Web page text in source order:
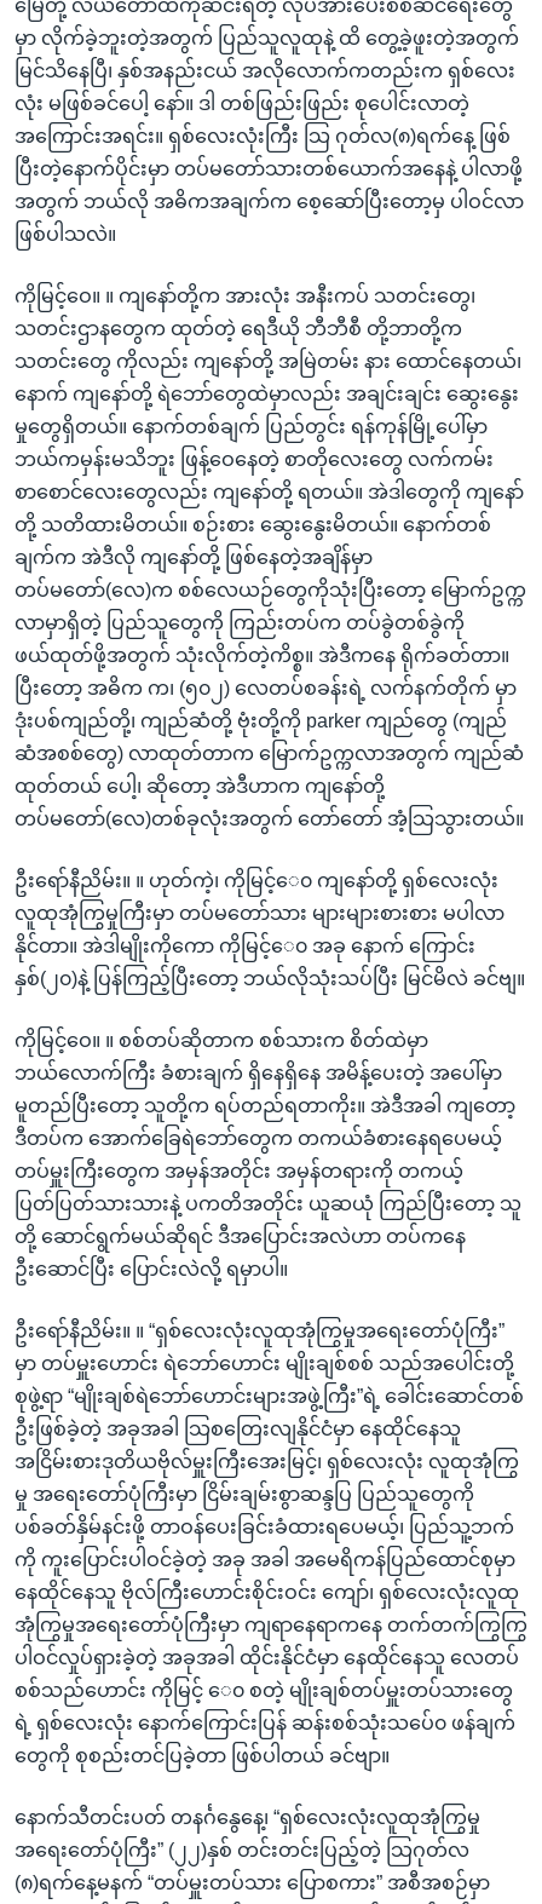
မြေတို့ လယ်တောထဲကိုဆင်းရတဲ့ လုပ်အားပေးစစ်ဆင်ရေးတွေ
မှာ လိုက်ခဲ့ဘူးတဲ့အတွက် ပြည်သူလူထုနဲ့ ထိ တွေ့ခဲ့ဖူးတဲ့အတွက်
မြင်သိနေပြီ၊ နှစ်အနည်းငယ် အလိုလောက်ကတည်းက ရှစ်လေး
လုံး မဖြစ်ခင်ပေါ့ နော်။ ဒါ တစ်ဖြည်းဖြည်း စုပေါင်းလာတဲ့
အကြောင်းအရင်း။ ရှစ်လေးလုံးကြီး သြ ဂုတ်လ(၈)ရက်နေ့ ဖြစ်
ပြီးတဲ့နောက်ပိုင်းမှာ တပ်မတော်သားတစ်ယောက်အနေနဲ့ ပါလာဖို့
အတွက် ဘယ်လို အဓိကအချက်က စေ့ဆော်ပြီးတော့မှ ပါဝင်လာ
ဖြစ်ပါသလဲ။
ကိုမြင့်ဝေ။ ။ ကျနော်တို့က အားလုံး အနီးကပ် သတင်းတွေ၊
သတင်းဌာနတွေက ထုတ်တဲ့ ရေဒီယို ဘီဘီစီ တို့ဘာတို့က
သတင်းတွေ ကိုလည်း ကျနော်တို့ အမြဲတမ်း နား ထောင်နေတယ်၊
နောက် ကျနော်တို့ ရဲဘော်တွေထဲမှာလည်း အချင်းချင်း ဆွေးနွေး
မှုတွေရှိတယ်။ နောက်တစ်ချက် ပြည်တွင်း ရန်ကုန်မြို့ပေါ်မှာ
ဘယ်ကမှန်းမသိဘူး ဖြန့်ဝေနေတဲ့ စာတိုလေးတွေ လက်ကမ်း
စာစောင်လေးတွေလည်း ကျနော်တို့ ရတယ်။ အဲဒါတွေကို ကျနော်
တို့ သတိထားမိတယ်။ စဉ်းစား ဆွေးနွေးမိတယ်။ နောက်တစ်
ချက်က အဲဒီလို ကျနော်တို့ ဖြစ်နေတဲ့အချိန်မှာ
တပ်မတော်(လေ)က စစ်လေယဉ်တွေကိုသုံးပြီးတော့ မြောက်ဥက္က
လာမှာရှိတဲ့ ပြည်သူတွေကို ကြည်းတပ်က တပ်ခွဲတစ်ခွဲကို
ဖယ်ထုတ်ဖို့အတွက် သုံးလိုက်တဲ့ကိစ္စ။ အဲဒီကနေ ရိုက်ခတ်တာ။
ပြီးတော့ အဓိက က၊ (၅၀၂) လေတပ်စခန်းရဲ့ လက်နက်တိုက် မှာ
ဒုံးပစ်ကျည်တို့၊ ကျည်ဆံတို့ ဗုံးတို့ကို parker ကျည်တွေ (ကျည်
ဆံအစစ်တွေ) လာထုတ်တာက မြောက်ဥက္ကလာအတွက် ကျည်ဆံ
ထုတ်တယ် ပေါ့၊ ဆိုတော့ အဲဒီဟာက ကျနော်တို့
တပ်မတော်(လေ)တစ်ခုလုံးအတွက် တော်တော် အံ့သြသွားတယ်။
ဦးရော်နီညိမ်း။ ။ ဟုတ်ကဲ့၊ ကိုမြင့်ေ၀ ကျနော်တို့ ရှစ်လေးလုံး
လူထုအုံကြွမှုကြီးမှာ တပ်မတော်သား များများစားစား မပါလာ
နိုင်တာ။ အဲဒါမျိုးကိုကော ကိုမြင့်ေ၀ အခု နောက် ကြောင်း
နှစ်(၂၀)နဲ့ ပြန်ကြည့်ပြီးတော့ ဘယ်လိုသုံးသပ်ပြီး မြင်မိလဲ ခင်ဗျ။
ကိုမြင့်ဝေ။ ။ စစ်တပ်ဆိုတာက စစ်သားက စိတ်ထဲမှာ
ဘယ်လောက်ကြီး ခံစားချက် ရှိနေရှိနေ အမိန့်ပေးတဲ့ အပေါ်မှာ
မူတည်ပြီးတော့ သူတို့က ရပ်တည်ရတာကိုး။ အဲဒီအခါ ကျတော့
ဒီတပ်က အောက်ခြေရဲဘော်တွေက တကယ်ခံစားနေရပေမယ့်
တပ်မှူးကြီးတွေက အမှန်အတိုင်း အမှန်တရားကို တကယ့်
ပြတ်ပြတ်သားသားနဲ့ ပကတိအတိုင်း ယူဆယုံ ကြည်ပြီးတော့ သူ
တို့ ဆောင်ရွက်မယ်ဆိုရင် ဒီအပြောင်းအလဲဟာ တပ်ကနေ
ဦးဆောင်ပြီး ပြောင်းလဲလို့ ရမှာပါ။
ဦးရော်နီညိမ်း။ ။ “ရှစ်လေးလုံးလူထုအုံကြွမှုအရေးတော်ပုံကြီး”
မှာ တပ်မှူးဟောင်း ရဲဘော်ဟောင်း မျိုးချစ်စစ် သည်အပေါင်းတို့
စုဖွဲ့ရာ “မျိုးချစ်ရဲဘော်ဟောင်းများအဖွဲ့ကြီး”ရဲ့ ခေါင်းဆောင်တစ်
ဦးဖြစ်ခဲ့တဲ့ အခုအခါ သြစတြေးလျနိုင်ငံမှာ နေထိုင်နေသူ
အငြိမ်းစားဒုတိယဗိုလ်မှူးကြီးအေးမြင့်၊ ရှစ်လေးလုံး လူထုအုံကြွ
မှု အရေးတော်ပုံကြီးမှာ ငြိမ်းချမ်းစွာဆန္ဒပြ ပြည်သူတွေကို
ပစ်ခတ်နှိမ်နင်းဖို့ တာဝန်ပေးခြင်းခံထားရပေမယ့်၊ ပြည်သူ့ဘက်
ကို ကူးပြောင်းပါဝင်ခဲ့တဲ့ အခု အခါ အမေရိကန်ပြည်ထောင်စုမှာ
နေထိုင်နေသူ ဗိုလ်ကြီးဟောင်းစိုင်းဝင်း ကျော်၊ ရှစ်လေးလုံးလူထု
အုံကြွမှုအရေးတော်ပုံကြီးမှာ ကျရာနေရာကနေ တက်တက်ကြွကြွ
ပါဝင်လှုပ်ရှားခဲ့တဲ့ အခုအခါ ထိုင်းနိုင်ငံမှာ နေထိုင်နေသူ လေတပ်
စစ်သည်ဟောင်း ကိုမြင့် ေ၀ စတဲ့ မျိုးချစ်တပ်မှူးတပ်သားတွေ
ရဲ့ ရှစ်လေးလုံး နောက်ကြောင်းပြန် ဆန်းစစ်သုံးသပ်ေ၀ ဖန်ချက်
တွေကို စုစည်းတင်ပြခဲ့တာ ဖြစ်ပါတယ် ခင်ဗျာ။
နောက်သီတင်းပတ် တနင်္ဂနွေနေ့၊ “ရှစ်လေးလုံးလူထုအုံကြွမှု
အရေးတော်ပုံကြီး” (၂၂)နှစ် တင်းတင်းပြည့်တဲ့ သြဂုတ်လ
(၈)ရက်နေ့မနက် “တပ်မှူးတပ်သား ပြောစကား” အစီအစဉ်မှာ